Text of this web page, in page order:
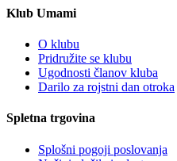
Klub Umami
O klubu
Pridružite se klubu
Ugodnosti članov kluba
Darilo za rojstni dan otroka
Spletna trgovina
Splošni pogoji poslovanja